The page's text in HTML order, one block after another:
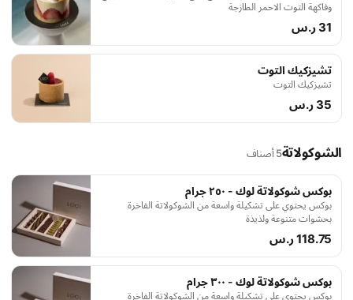
وفاكهة التوت الاحمر الطازجة
31 ر.س
تشيزكيك التوت
تشيزكيك التوت
35 ر.س
الشوكولاتة5 أصناف
بوكس شوكولاتة لوك - ٢٥٠ جرام
بوكس يحتوي على تشكيلة واسعة من الشوكولاتة الفاخرة
بحشوات متنوعة ولذيذة
118.75 ر.س
بوكس شوكولاتة لوك - ٣٠٠ جرام
بوكس يحتوي على تشكيلة واسعة من الشوكولاتة الفاخرة